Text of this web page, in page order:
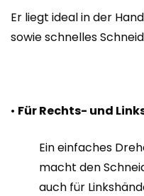
Er liegt ideal in der
sowie schnelles
• Für Rechts- und
Ein einfaches
macht den
auch für